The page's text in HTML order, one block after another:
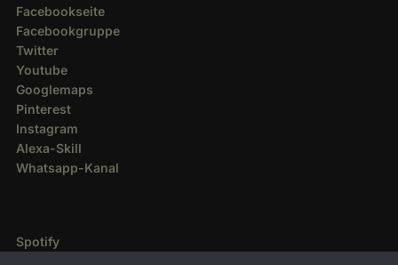
Facebookseite
Facebookgruppe
Twitter
Youtube
Googlemaps
Pinterest
Instagram
Alexa-Skill
Whatsapp-Kanal
Spotify